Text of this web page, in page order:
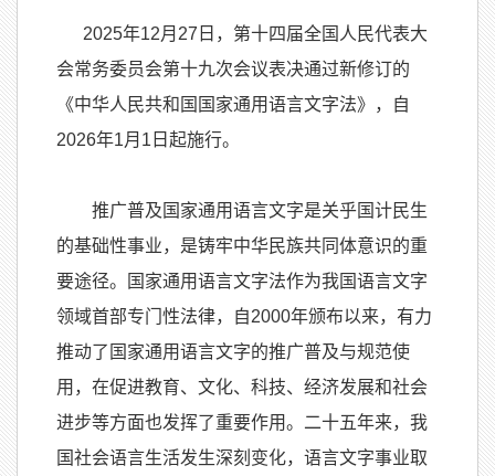
2025年12月27日，第十四届全国人民代表大
会常务委员会第十九次会议表决通过新修订的
《中华人民共和国国家通用语言文字法》，自
2026年1月1日起施行。
推广普及国家通用语言文字是关乎国计民生
的基础性事业，是铸牢中华民族共同体意识的重
要途径。国家通用语言文字法作为我国语言文字
领域首部专门性法律，自2000年颁布以来，有力
推动了国家通用语言文字的推广普及与规范使
用，在促进教育、文化、科技、经济发展和社会
进步等方面也发挥了重要作用。二十五年来，我
国社会语言生活发生深刻变化，语言文字事业取